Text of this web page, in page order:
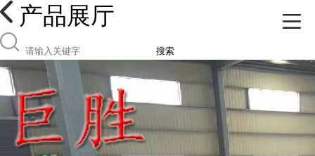
产品展厅
搜索